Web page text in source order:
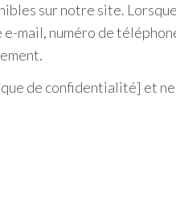
sur notre site.
mail, numéro de
de confidentialité] et